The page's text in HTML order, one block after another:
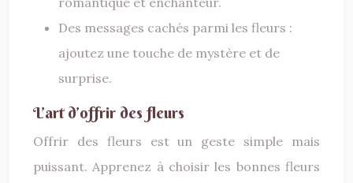
Des messages cachés parmi les fleurs :
ajoutez une touche de mystère et de
surprise.
L’art d’offrir des fleurs
Offrir des fleurs est un geste simple mais
puissant. Apprenez à choisir les bonnes fleurs